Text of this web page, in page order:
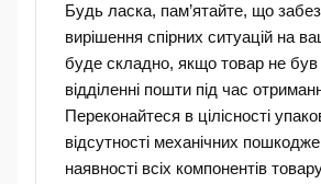
Будь ласка, пам’ятайте, що
вирішення спірних ситуацій на
буде складно, якщо товар не був
відділенні пошти під час
Переконайтеся в цілісності
відсутності механічних
наявності всіх компонентів